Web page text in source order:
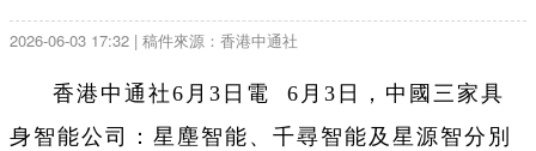
2026-06-03 17:32 | 稿件來源：香港中通社
香港中通社6月3日電 6月3日，中國三家具
身智能公司：星塵智能、千尋智能及星源智分別